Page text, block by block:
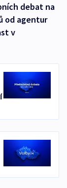
debat na
od agentur
v